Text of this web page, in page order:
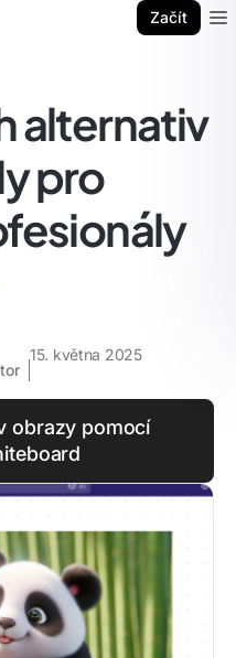
Začít
alternativ
pro
15. května 2025
obrazy pomocí